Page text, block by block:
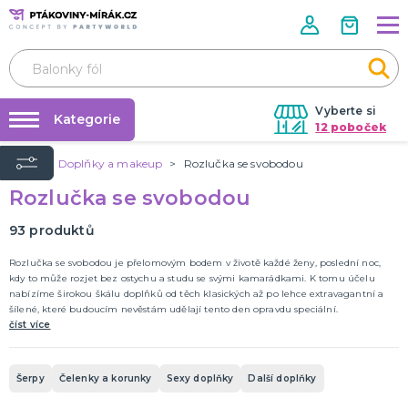
Vyberte si
12 poboček
Půjčovna kostýmů
Párty výzdoba na klíč
Nafukování balónků
Prodejny
Rozvoz
Párty Blog
Kariéra
Kategorie
KOSTÝMY A DOPLŇKY
Andělé a víly
Kluci
DOPLŇKY A MAKEUP
Pálení čarodějnic
Škrabošky
Kontaktní čočky
Nalepovací řasy
Krev
Tekutý latex a jizvy
Sexy oblečky
Rukavice
UV barvy
Rozlučka se svobodou
Pánská jízda
Karnevalové sady
Tematické doplňky
DALŠÍ KATEGORIE
Úvod Doplňky a makeup Rozlučka se svobodou
Rozlučka se svobodou
93 produktů
Rozlučka se svobodou je přelomovým bodem v životě každé ženy, poslední noc,
kdy to může rozjet bez ostychu a studu se svými kamarádkami. K tomu účelu
nabízíme širokou škálu doplňků od těch klasických až po lehce extravagantní a
šílené, které budoucím nevěstám udělají tento den opravdu speciální.
číst více
Šerpy Čelenky a korunky Sexy doplňky Další doplňky